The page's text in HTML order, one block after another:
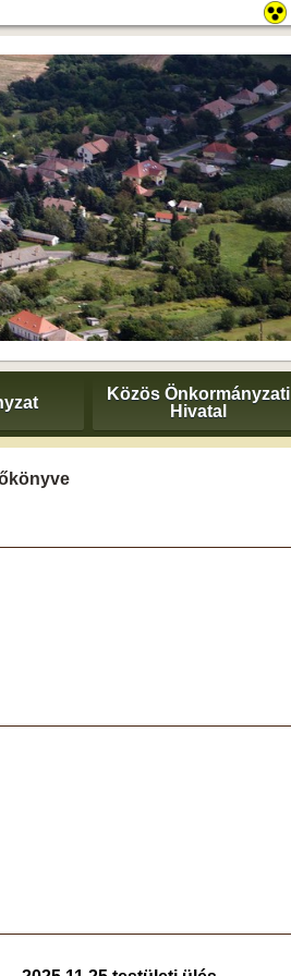
Közös Önkormányzati
Hivatal